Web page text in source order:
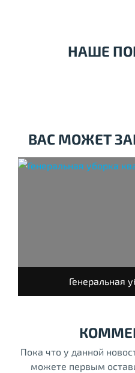
НАШЕ
ВАС МОЖЕТ
Генеральная
Пока что у данной
можете первым